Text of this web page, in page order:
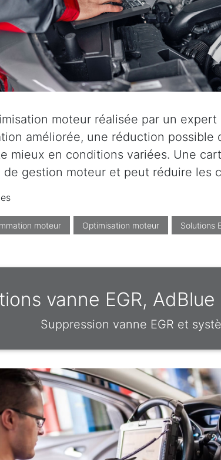
moteur réalisée par un
améliorée, une réduction possible
mieux en conditions variées. Une
de gestion moteur et peut réduire les
moteur Optimisation moteur Solutions
vanne EGR,
Suppression vanne EGR et